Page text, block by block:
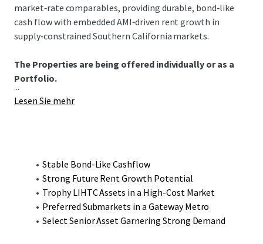
market‑rate comparables, providing durable, bond‑like
cash flow with embedded AMI‑driven rent growth in
supply‑constrained Southern California markets.
The Properties are being offered individually or as a
Portfolio.
...
Lesen Sie mehr
Stable Bond-Like Cashflow
Strong Future Rent Growth Potential
Trophy LIHTC Assets in a High-Cost Market
Preferred Submarkets in a Gateway Metro
Select Senior Asset Garnering Strong Demand